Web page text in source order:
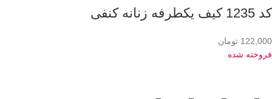
کد 1235 کیف یکطرفه زنانه کنفی
122,000 تومان
فروخته شده